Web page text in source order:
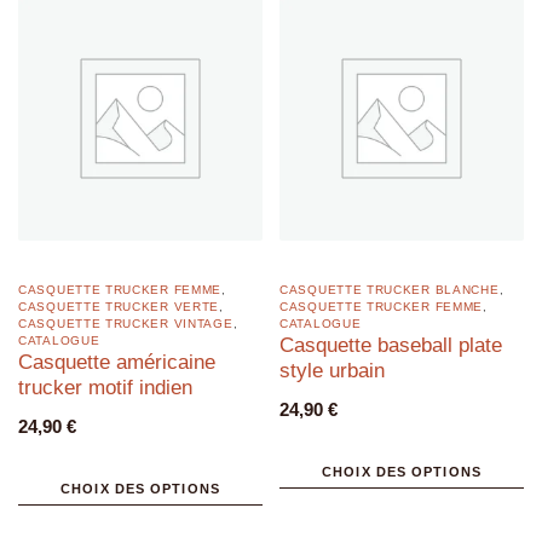
CASQUETTE TRUCKER FEMME
CASQUETTE TRUCKER VERTE
CASQUETTE TRUCKER VINTAGE
CATALOGUE
Casquette américaine
trucker motif indien
24,90 €
CHOIX DES OPTIONS
CASQUETTE TRUCKER BLANCHE
CASQUETTE TRUCKER FEMME
CATALOGUE
Casquette baseball plate
style urbain
24,90 €
CHOIX DES OPTIONS